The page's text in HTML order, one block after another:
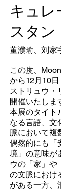
キュレ
スタン
董濮瑜、刘家
この度、
から12月10日
ストリュウ・
開催いたしま
本展のタイト
なる言語、文
脈において複
偶然的にも「
境」の意味が
ウの「家」や
の文脈におけ
がある一方、